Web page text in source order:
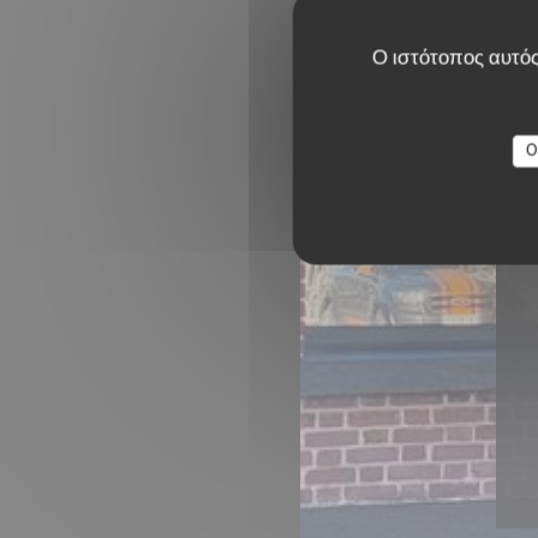
Ο ιστότοπος